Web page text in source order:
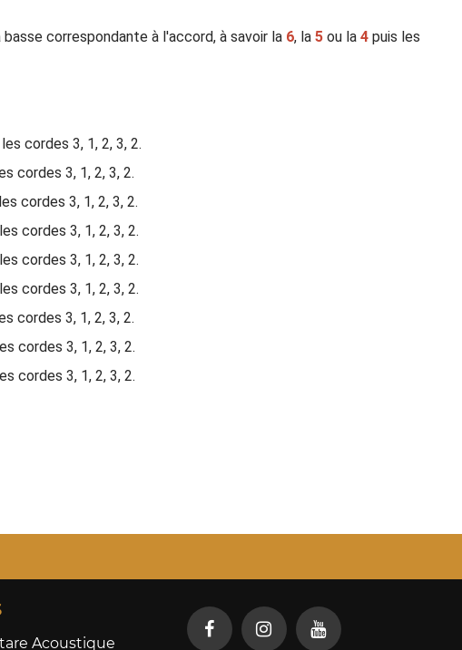
correspondante à l'accord, à savoir la 6, la 5 ou la 4 puis les
cordes 3, 1, 2, 3, 2.
cordes 3, 1, 2, 3, 2.
cordes 3, 1, 2, 3, 2.
cordes 3, 1, 2, 3, 2.
cordes 3, 1, 2, 3, 2.
cordes 3, 1, 2, 3, 2.
cordes 3, 1, 2, 3, 2.
cordes 3, 1, 2, 3, 2.
cordes 3, 1, 2, 3, 2.
Acoustique